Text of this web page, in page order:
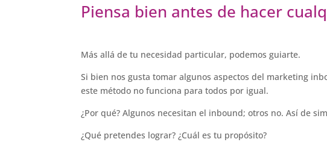
Piensa bien antes de hacer
Más allá de tu necesidad particular, podemos guiarte.
Si bien nos gusta tomar algunos aspectos del marketing
este método no funciona para todos por igual.
¿Por qué? Algunos necesitan el inbound; otros no. Así de
¿Qué pretendes lograr? ¿Cuál es tu propósito?